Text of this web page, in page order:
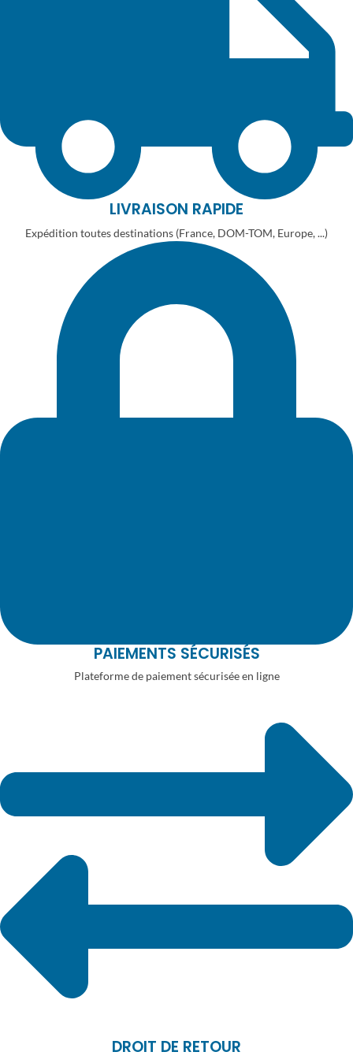
LIVRAISON RAPIDE
Expédition toutes destinations (France, DOM-TOM, Europe, ...)
PAIEMENTS SÉCURISÉS
Plateforme de paiement sécurisée en ligne
DROIT DE RETOUR